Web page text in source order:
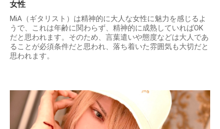
女性
MiA（ギタリスト）は精神的に大人な女性に魅力を感じるよ
うで、これは年齢に関わらず、精神的に成熟していればOK
だと思われます。そのため、言葉遣いや態度などは大人であ
ることが必須条件だと思われ、落ち着いた雰囲気も大切だと
思われます。